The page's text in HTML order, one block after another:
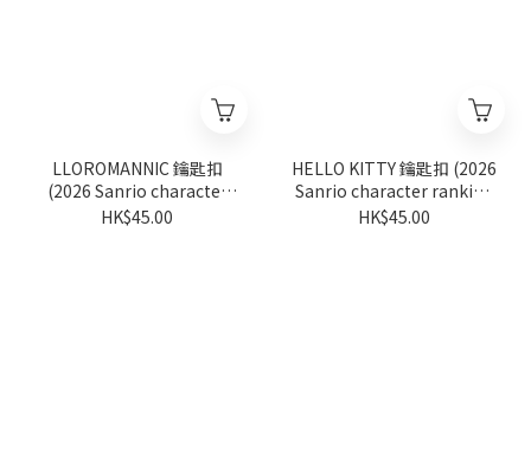
LLOROMANNIC 鑰匙扣
(2026 Sanrio character
ranking系列)
HK$45.00
HELLO KITTY 鑰匙扣 (2026
Sanrio character ranking
系列)
HK$45.00